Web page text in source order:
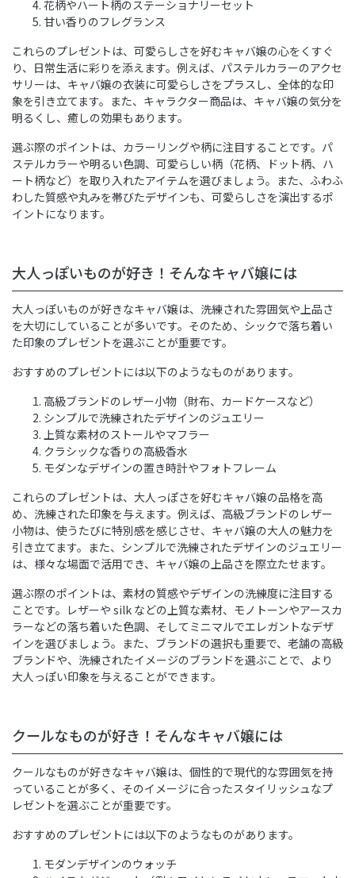
花柄やハート柄のステーショナリーセット
甘い香りのフレグランス
これらのプレゼントは、可愛らしさを好むキャバ嬢の心をくすぐ
り、日常生活に彩りを添えます。例えば、パステルカラーのアクセ
サリーは、キャバ嬢の衣装に可愛らしさをプラスし、全体的な印
象を引き立てます。また、キャラクター商品は、キャバ嬢の気分を
明るくし、癒しの効果もあります。
選ぶ際のポイントは、カラーリングや柄に注目することです。パ
ステルカラーや明るい色調、可愛らしい柄（花柄、ドット柄、ハ
ート柄など）を取り入れたアイテムを選びましょう。また、ふわふ
わした質感や丸みを帯びたデザインも、可愛らしさを演出するポ
イントになります。
大人っぽいものが好き！そんなキャバ嬢には
大人っぽいものが好きなキャバ嬢は、洗練された雰囲気や上品さ
を大切にしていることが多いです。そのため、シックで落ち着い
た印象のプレゼントを選ぶことが重要です。
おすすめのプレゼントには以下のようなものがあります。
高級ブランドのレザー小物（財布、カードケースなど）
シンプルで洗練されたデザインのジュエリー
上質な素材のストールやマフラー
クラシックな香りの高級香水
モダンなデザインの置き時計やフォトフレーム
これらのプレゼントは、大人っぽさを好むキャバ嬢の品格を高
め、洗練された印象を与えます。例えば、高級ブランドのレザー
小物は、使うたびに特別感を感じさせ、キャバ嬢の大人の魅力を
引き立てます。また、シンプルで洗練されたデザインのジュエリー
は、様々な場面で活用でき、キャバ嬢の上品さを際立たせます。
選ぶ際のポイントは、素材の質感やデザインの洗練度に注目する
ことです。レザーや silk などの上質な素材、モノトーンやアースカ
ラーなどの落ち着いた色調、そしてミニマルでエレガントなデザ
インを選びましょう。また、ブランドの選択も重要で、老舗の高級
ブランドや、洗練されたイメージのブランドを選ぶことで、より
大人っぽい印象を与えることができます。
クールなものが好き！そんなキャバ嬢には
クールなものが好きなキャバ嬢は、個性的で現代的な雰囲気を持
っていることが多く、そのイメージに合ったスタイリッシュなプ
レゼントを選ぶことが重要です。
おすすめのプレゼントには以下のようなものがあります。
モダンデザインのウォッチ